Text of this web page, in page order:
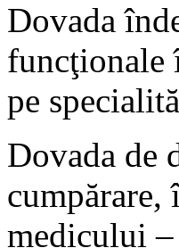
Dovada
funcţionale
pe
Dovada de
cumpărare,
medicului